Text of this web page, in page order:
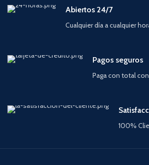
Abiertos 24/7
Cualquier día a cualquier
Pagos seguros
Paga con total
100%